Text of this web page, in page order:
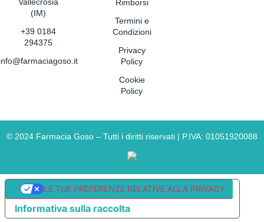
(IM)
+39 0184
294375
Rimborsi
Termini e
Condizioni
Privacy
Policy
Cookie
Policy
© 2024 Farmacia Goso – Tutti i diritti riservati | P.IVA: 01051920088
Informativa sulla raccolta
LE TUE PREFERENZE RELATIVE ALLA PRIVACY